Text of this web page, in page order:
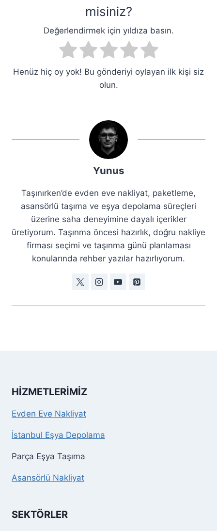
misiniz?
Değerlendirmek için yıldıza basın.
Henüz hiç oy yok! Bu gönderiyi oylayan ilk kişi siz
olun.
Yunus
Taşınırken’de evden eve nakliyat, paketleme,
asansörlü taşıma ve eşya depolama süreçleri
üzerine saha deneyimine dayalı içerikler
üretiyorum. Taşınma öncesi hazırlık, doğru nakliye
firması seçimi ve taşınma günü planlaması
konularında rehber yazılar hazırlıyorum.
HIZMETLERIMIZ
Evden Eve Nakliyat
İstanbul Eşya Depolama
Parça Eşya Taşıma
Asansörlü Nakliyat
SEKTÖRLER